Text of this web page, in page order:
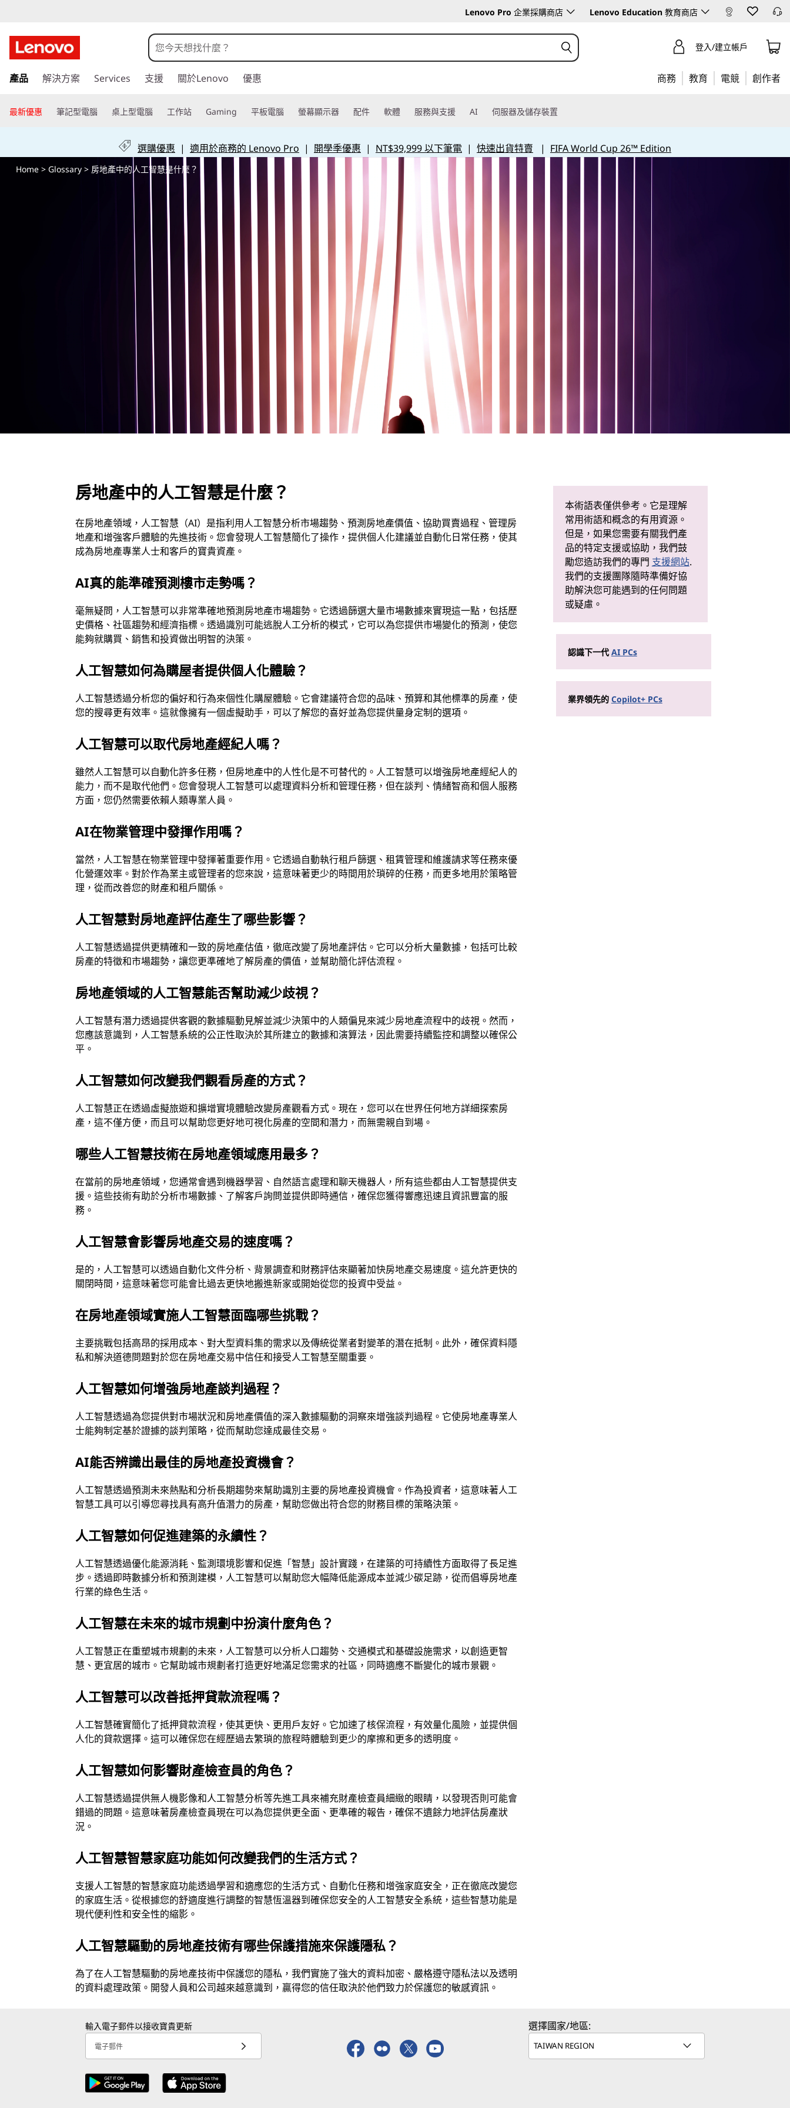
地
產
的
工
Lenovo Pro 企業採購商店 Lenovo Education 教育商店
至
要
登入/建立帳戶
產品 解決方案 Services 支援 關於Lenovo 優惠 商務 教育 電競 創作者
最新優惠 筆記型電腦 桌上型電腦 工作站 Gaming 平板電腦 螢幕顯示器 配件 軟體 服務與支援 AI 伺服器及儲存裝置
選購優惠 | 適用於商務的 Lenovo Pro | 開學季優惠 | NT$39,999 以下筆電 | 快速出貨特賣 | FIFA World Cup 26™ Edition
Home> Glossary> 房地產中的人工智慧是什麼？
房地產中的人工智慧是什麼？
在房地產領域，人工智慧（AI）是指利用人工智慧分析市場趨勢、預測房地產價值、協助買賣過程、管理房
地產和增強客戶體驗的先進技術。您會發現人工智慧簡化了操作，提供個人化建議並自動化日常任務，使其
成為房地產專業人士和客戶的寶貴資產。
AI真的能準確預測樓市走勢嗎？
毫無疑問，人工智慧可以非常準確地預測房地產市場趨勢。它透過篩選大量市場數據來實現這一點，包括歷
史價格、社區趨勢和經濟指標。透過識別可能逃脫人工分析的模式，它可以為您提供市場變化的預測，使您
能夠就購買、銷售和投資做出明智的決策。
人工智慧如何為購屋者提供個人化體驗？
人工智慧透過分析您的偏好和行為來個性化購屋體驗。它會建議符合您的品味、預算和其他標準的房產，使
您的搜尋更有效率。這就像擁有一個虛擬助手，可以了解您的喜好並為您提供量身定制的選項。
人工智慧可以取代房地產經紀人嗎？
雖然人工智慧可以自動化許多任務，但房地產中的人性化是不可替代的。人工智慧可以增強房地產經紀人的
能力，而不是取代他們。您會發現人工智慧可以處理資料分析和管理任務，但在談判、情緒智商和個人服務
方面，您仍然需要依賴人類專業人員。
AI在物業管理中發揮作用嗎？
當然，人工智慧在物業管理中發揮著重要作用。它透過自動執行租戶篩選、租賃管理和維護請求等任務來優
化營運效率。對於作為業主或管理者的您來說，這意味著更少的時間用於瑣碎的任務，而更多地用於策略管
理，從而改善您的財產和租戶關係。
人工智慧對房地產評估產生了哪些影響？
人工智慧透過提供更精確和一致的房地產估值，徹底改變了房地產評估。它可以分析大量數據，包括可比較
房產的特徵和市場趨勢，讓您更準確地了解房產的價值，並幫助簡化評估流程。
房地產領域的人工智慧能否幫助減少歧視？
人工智慧有潛力透過提供客觀的數據驅動見解並減少決策中的人類偏見來減少房地產流程中的歧視。然而，
您應該意識到，人工智慧系統的公正性取決於其所建立的數據和演算法，因此需要持續監控和調整以確保公
平。
人工智慧如何改變我們觀看房產的方式？
人工智慧正在透過虛擬旅遊和擴增實境體驗改變房產觀看方式。現在，您可以在世界任何地方詳細探索房
產，這不僅方便，而且可以幫助您更好地可視化房產的空間和潛力，而無需親自到場。
哪些人工智慧技術在房地產領域應用最多？
在當前的房地產領域，您通常會遇到機器學習、自然語言處理和聊天機器人，所有這些都由人工智慧提供支
援。這些技術有助於分析市場數據、了解客戶詢問並提供即時通信，確保您獲得響應迅速且資訊豐富的服
務。
人工智慧會影響房地產交易的速度嗎？
是的，人工智慧可以透過自動化文件分析、背景調查和財務評估來顯著加快房地產交易速度。這允許更快的
關閉時間，這意味著您可能會比過去更快地搬進新家或開始從您的投資中受益。
在房地產領域實施人工智慧面臨哪些挑戰？
主要挑戰包括高昂的採用成本、對大型資料集的需求以及傳統從業者對變革的潛在抵制。此外，確保資料隱
私和解決道德問題對於您在房地產交易中信任和接受人工智慧至關重要。
人工智慧如何增強房地產談判過程？
人工智慧透過為您提供對市場狀況和房地產價值的深入數據驅動的洞察來增強談判過程。它使房地產專業人
士能夠制定基於證據的談判策略，從而幫助您達成最佳交易。
AI能否辨識出最佳的房地產投資機會？
人工智慧透過預測未來熱點和分析長期趨勢來幫助識別主要的房地產投資機會。作為投資者，這意味著人工
智慧工具可以引導您尋找具有高升值潛力的房產，幫助您做出符合您的財務目標的策略決策。
人工智慧如何促進建築的永續性？
人工智慧透過優化能源消耗、監測環境影響和促進「智慧」設計實踐，在建築的可持續性方面取得了長足進
步。透過即時數據分析和預測建模，人工智慧可以幫助您大幅降低能源成本並減少碳足跡，從而倡導房地產
行業的綠色生活。
人工智慧在未來的城市規劃中扮演什麼角色？
人工智慧正在重塑城市規劃的未來，人工智慧可以分析人口趨勢、交通模式和基礎設施需求，以創造更智
慧、更宜居的城市。它幫助城市規劃者打造更好地滿足您需求的社區，同時適應不斷變化的城市景觀。
人工智慧可以改善抵押貸款流程嗎？
人工智慧確實簡化了抵押貸款流程，使其更快、更用戶友好。它加速了核保流程，有效量化風險，並提供個
人化的貸款選擇。這可以確保您在經歷過去繁瑣的旅程時體驗到更少的摩擦和更多的透明度。
人工智慧如何影響財產檢查員的角色？
人工智慧透過提供無人機影像和人工智慧分析等先進工具來補充財產檢查員細緻的眼睛，以發現否則可能會
錯過的問題。這意味著房產檢查員現在可以為您提供更全面、更準確的報告，確保不遺餘力地評估房產狀
況。
人工智慧智慧家庭功能如何改變我們的生活方式？
支援人工智慧的智慧家庭功能透過學習和適應您的生活方式、自動化任務和增強家庭安全，正在徹底改變您
的家庭生活。從根據您的舒適度進行調整的智慧恆溫器到確保您安全的人工智慧安全系統，這些智慧功能是
現代便利性和安全性的縮影。
人工智慧驅動的房地產技術有哪些保護措施來保護隱私？
為了在人工智慧驅動的房地產技術中保護您的隱私，我們實施了強大的資料加密、嚴格遵守隱私法以及透明
的資料處理政策。開發人員和公司越來越意識到，贏得您的信任取決於他們致力於保護您的敏感資訊。
本術語表僅供參考。它是理解
常用術語和概念的有用資源。
但是，如果您需要有關我們產
品的特定支援或協助，我們鼓
勵您造訪我們的專門 支援網站.
我們的支援團隊隨時準備好協
助解決您可能遇到的任何問題
或疑慮。
認識下一代AI PCs
業界領先的 Copilot+ PCs
輸入電子郵件以接收寶貴更新
電子郵件
選擇國家/地區: